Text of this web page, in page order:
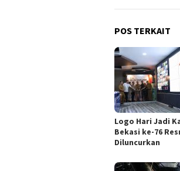
POS TERKAIT
Logo Hari Jadi
Bekasi ke-76
Diluncurkan